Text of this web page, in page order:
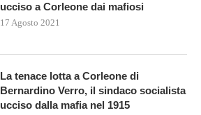
ucciso a Corleone dai mafiosi
17 Agosto 2021
La tenace lotta a Corleone di
Bernardino Verro, il sindaco socialista
ucciso dalla mafia nel 1915